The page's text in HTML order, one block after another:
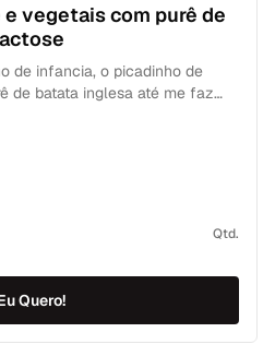
vegetais com purê de
de infancia, o picadinho de
de batata inglesa até me faz
cenoura e vagem e o purê de
food saudável!
200g 100g de picadinho de
purê de batata inglesa zero
180 dias a partir da data de
em tudo, sabe!? Por isso,
Qtd.
Quero!